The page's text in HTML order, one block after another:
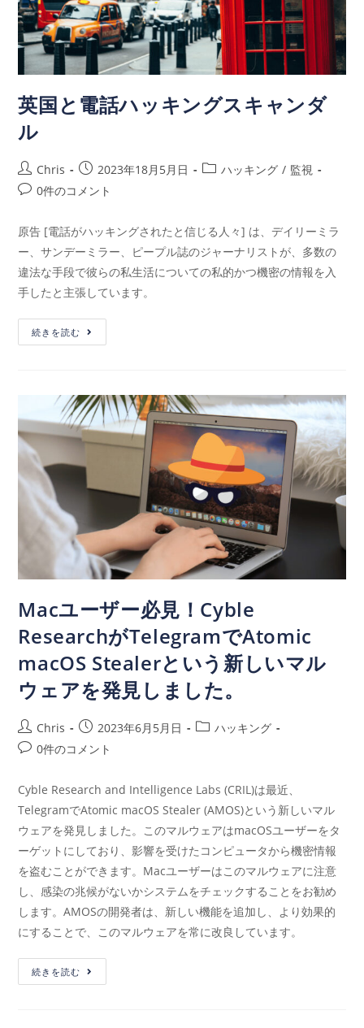
英国と電話ハッキングスキャンダ
ル
Chris 2023年18月5月日 ハッキング / 監視
0件のコメント
原告 [電話がハッキングされたと信じる人々] は、デイリーミラ
ー、サンデーミラー、ピープル誌のジャーナリストが、多数の
違法な手段で彼らの私生活についての私的かつ機密の情報を入
手したと主張しています。
続きを読む
Macユーザー必見！Cyble
ResearchがTelegramでAtomic
macOS Stealerという新しいマル
ウェアを発見しました。
Chris 2023年6月5月日
ハッキング
0件のコメント
Cyble Research and Intelligence Labs (CRIL)は最近、
TelegramでAtomic macOS Stealer (AMOS)という新しいマル
ウェアを発見しました。このマルウェアはmacOSユーザーをタ
ーゲットにしており、影響を受けたコンピュータから機密情報
を盗むことができます。Macユーザーはこのマルウェアに注意
し、感染の兆候がないかシステムをチェックすることをお勧め
します。AMOSの開発者は、新しい機能を追加し、より効果的
にすることで、このマルウェアを常に改良しています。
続きを読む